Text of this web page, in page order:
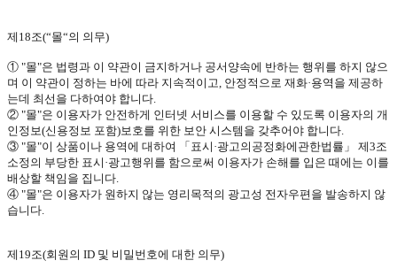
제 18조(“몰“의 의무)
① "몰"은 법령과 이 약관이 금지하거나 공서양속에 반하는 행위를 하지 않으
며 이 약관이 정하는 바에 따라 지속적이고 안정적으로 재화·용역을 제공하
는데 최선을 다하여야 합니다
② "몰"은 이용자가 안전하게 인터넷 서비스를 이용할 수 있도록 이용자의 개
인정보(신용정보 포함)보호를 위한 보안 시스템을 갖추어야 합니다
③ "몰"이 상품이나 용역에 대하여 「표시·광고의공정화에관한법률」 제3조
소정의 부당한 표시·광고행위를 함으로써 이용자가 손해를 입은 때에는 이를
배상할 책임을 집니다
④ "몰"은 이용자가 원하지 않는 영리목적의 광고성 전자우편을 발송하지 않
습니다
제 19조(회원의 ID 및 비밀번호에 대한 의무)